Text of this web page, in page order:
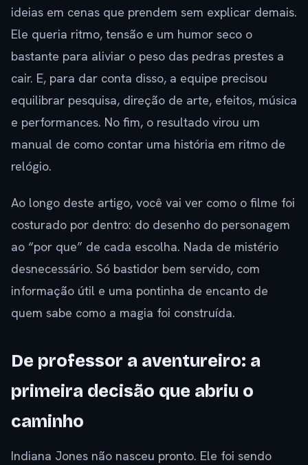
ideias em cenas que prendem sem explicar demais.
Ele queria ritmo, tensão e um humor seco o
bastante para aliviar o peso das pedras prestes a
cair. E, para dar conta disso, a equipe precisou
equilibrar pesquisa, direção de arte, efeitos, música
e performances. No fim, o resultado virou um
manual de como contar uma história em ritmo de
relógio.
Ao longo deste artigo, você vai ver como o filme foi
costurado por dentro: do desenho do personagem
ao “por que” de cada escolha. Nada de mistério
desnecessário. Só bastidor bem servido, com
informação útil e uma pontinha de encanto de
quem sabe como a magia foi construída.
De professor a aventureiro: a
primeira decisão que abriu o
caminho
Indiana Jones não nasceu pronto. Ele foi sendo